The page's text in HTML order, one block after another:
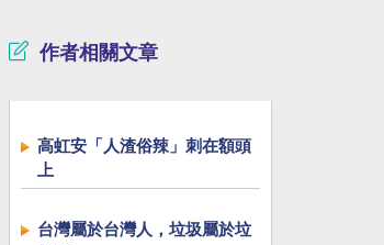
作者相關文章
高虹安「人渣俗辣」刺在額頭
上
台灣屬於台灣人，垃圾屬於垃